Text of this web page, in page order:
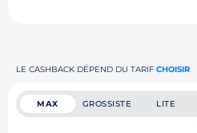
LE CASHBACK DÉPEND DU TARIF CHOISIR
MAX GROSSISTE LITE